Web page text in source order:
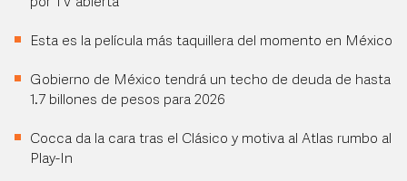
Esta es la película más taquillera del momento en México
Gobierno de México tendrá un techo de deuda de hasta
1.7 billones de pesos para 2026
Cocca da la cara tras el Clásico y motiva al Atlas rumbo al
Play-In